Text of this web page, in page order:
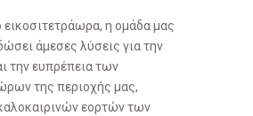
η ομάδα μας
άμεσες λύσεις για την
την ευπρέπεια των
της περιοχής μας,
εορτών των